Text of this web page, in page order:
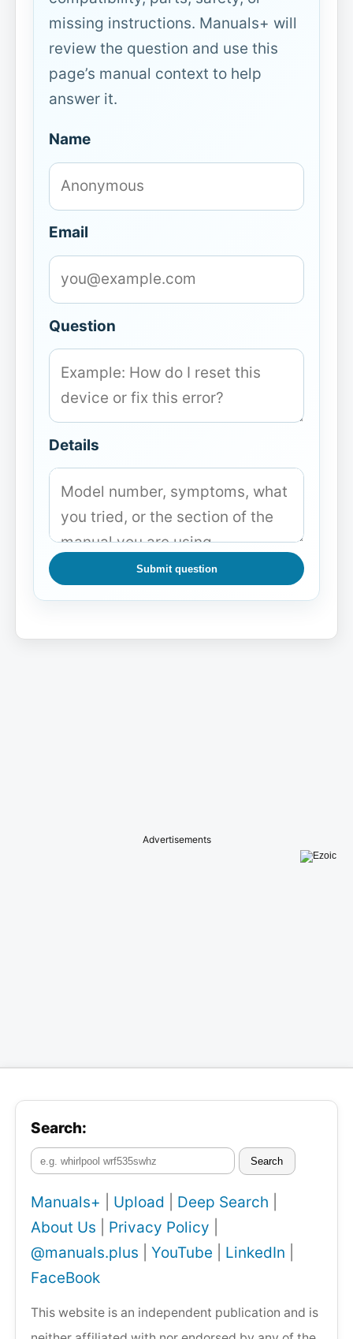
missing instructions. Manuals+ will
review the question and use this
page’s manual context to help
answer it.
Name
Email
Question
Details
Submit question
Advertisements
Search:
Search
Manuals+ Upload Deep Search
About Us
Privacy Policy
@manuals.plus
YouTube LinkedIn
FaceBook
This website is an independent publication and is